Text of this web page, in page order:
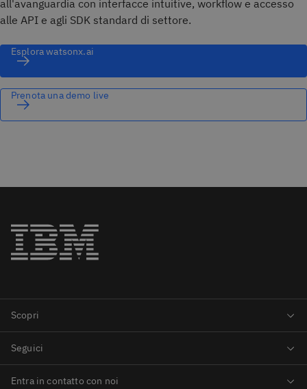
all'avanguardia con interfacce intuitive, workflow e accesso
alle API e agli SDK standard di settore.
Esplora watsonx.ai
Prenota una demo live